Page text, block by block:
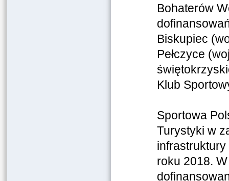
Bohaterów
Biskupiec
Pełczyce
Klub
Sportowa
Turystyki w
infrastruktury
roku 2018.